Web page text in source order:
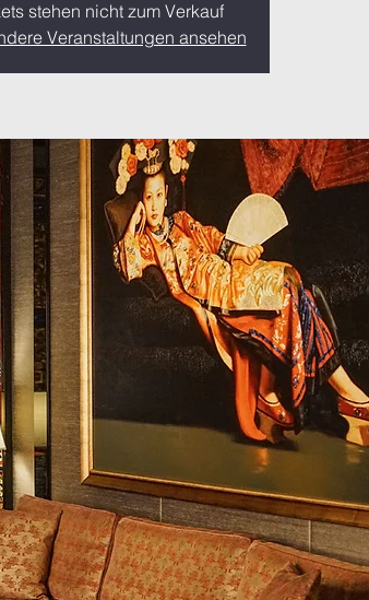
stehen nicht zum Verkauf
Veranstaltungen ansehen